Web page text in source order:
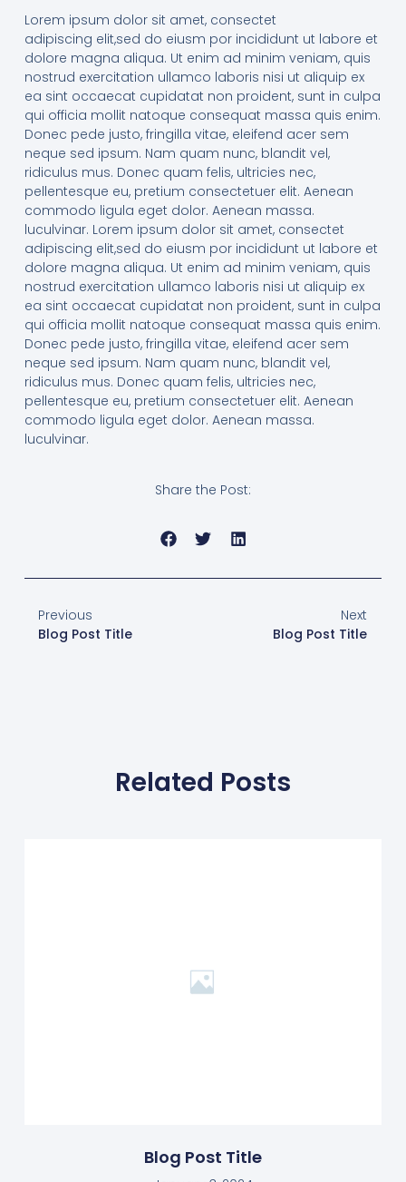
Lorem ipsum dolor sit amet, consectet
adipiscing elit,sed do eiusm por incididunt ut labore et
dolore magna aliqua. Ut enim ad minim veniam, quis
nostrud exercitation ullamco laboris nisi ut aliquip ex
ea sint occaecat cupidatat non proident, sunt in culpa
qui officia mollit natoque consequat massa quis enim.
Donec pede justo, fringilla vitae, eleifend acer sem
neque sed ipsum. Nam quam nunc, blandit vel,
ridiculus mus. Donec quam felis, ultricies nec,
pellentesque eu, pretium consectetuer elit. Aenean
commodo ligula eget dolor. Aenean massa.
luculvinar. Lorem ipsum dolor sit amet, consectet
adipiscing elit,sed do eiusm por incididunt ut labore et
dolore magna aliqua. Ut enim ad minim veniam, quis
nostrud exercitation ullamco laboris nisi ut aliquip ex
ea sint occaecat cupidatat non proident, sunt in culpa
qui officia mollit natoque consequat massa quis enim.
Donec pede justo, fringilla vitae, eleifend acer sem
neque sed ipsum. Nam quam nunc, blandit vel,
ridiculus mus. Donec quam felis, ultricies nec,
pellentesque eu, pretium consectetuer elit. Aenean
commodo ligula eget dolor. Aenean massa.
luculvinar.
Share the Post:
Previous
Blog Post Title
Next
Blog Post Title
Related Posts
Blog Post Title